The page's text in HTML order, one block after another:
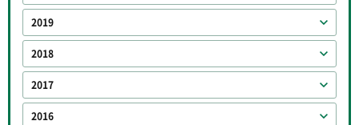
2019
2018
2017
2016